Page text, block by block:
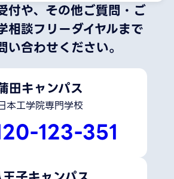
付や、その他ご質問・ご
相談フリーダイヤルまで
い合わせください。
田キャンパス
本工学院専門学校
123-351